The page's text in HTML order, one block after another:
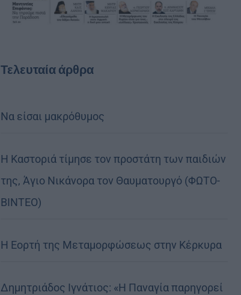
Τελευταία άρθρα
Να είσαι μακρόθυμος
Η Καστοριά τίμησε τον προστάτη των παιδιών
της, Άγιο Νικάνορα τον Θαυματουργό (ΦΩΤΟ-
ΒΙΝΤΕΟ)
Η Εορτή της Μεταμορφώσεως στην Κέρκυρα
Δημητριάδος Ιγνάτιος: «Η Παναγία παρηγορεί